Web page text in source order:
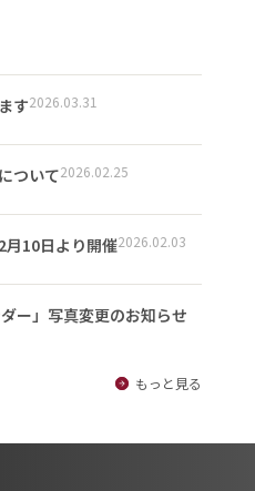
す2026.03.31
ついて2026.02.25
月10日より開催2026.02.03
ー」写真変更のお知らせ
もっと見る